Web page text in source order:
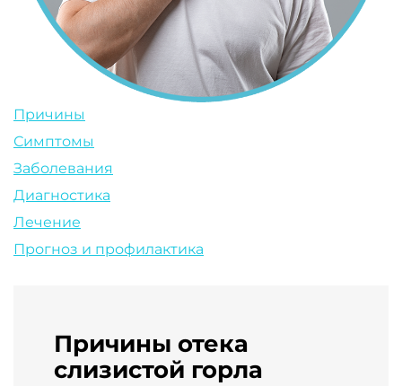
Причины
Симптомы
Заболевания
Диагностика
Лечение
Прогноз и профилактика
Причины отека
слизистой горла